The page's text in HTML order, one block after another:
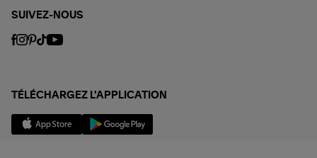
SUIVEZ-NOUS
TÉLÉCHARGEZ L'APPLICATION